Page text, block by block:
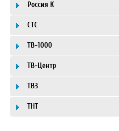
Россия К
СТС
ТВ-1000
ТВ-Центр
ТВ3
ТНТ